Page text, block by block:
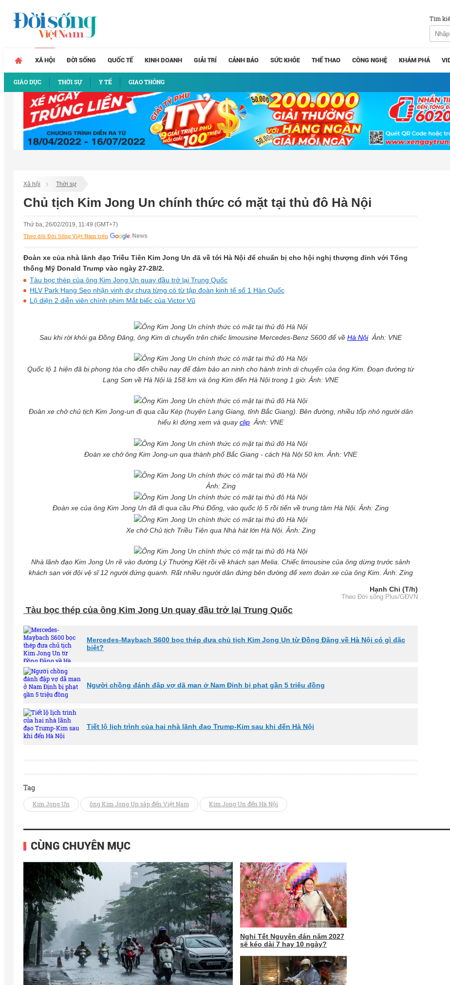
Tìm
XÃ HỘI
GIÁO DỤC THỜI SỰ Y TẾ GIAO THÔNG
ĐỜI SỐNG QUỐC TẾ KINH DOANH GIẢI TRÍ CẢNH BÁO SỨC KHỎE THỂ THAO CÔNG NGHỆ KHÁM PHÁ
Xã hội Thời sự
Chủ tịch Kim Jong Un chính thức có mặt tại thủ đô Hà Nội
Thứ ba, 26/02/2019, 11:49 (GMT+7)
Theo dõi Đời Sống Việt Nam trên
Đoàn xe của nhà lãnh đạo Triều Tiên Kim Jong Un đã về tới Hà Nội để chuẩn bị cho hội nghị thượng đỉnh với Tổng
thống Mỹ Donald Trump vào ngày 27-28/2.
Tàu bọc thép của ông Kim Jong Un quay đầu trở lại Trung Quốc
HLV Park Hang Seo nhận vinh dự chưa từng có từ tập đoàn kinh tế số 1 Hàn Quốc
Lộ diện 2 diễn viên chính phim Mắt biếc của Victor Vũ
Sau khi rời khỏi ga Đồng Đăng, ông Kim di chuyển trên chiếc limousine Mercedes-Benz S600 để về Hà NộiẢnh: VNE
Quốc lộ 1 hiện đã bị phong tỏa cho đến chiều nay để đảm bảo an ninh cho hành trình di chuyển của ông Kim. Đoạn đường từ
Lạng Sơn về Hà Nội là 158 km và ông Kim đến Hà Nội trong 1 giờ. Ảnh: VNE
Đoàn xe chở chủ tịch Kim Jong-un đi qua cầu Kép (huyện Lạng Giang, tỉnh Bắc Giang). Bên đường, nhiều tốp nhỏ người dân
hiếu kì đứng xem và quayclip Ảnh: VNE
Đoàn xe chở ông Kim Jong-un qua thành phố Bắc Giang - cách Hà Nội 50 km. Ảnh: VNE
Ảnh: Zing
Đoàn xe của ông Kim Jong Un đã đi qua cầu Phù Đổng, vào quốc lộ 5 rồi tiến về trung tâm Hà Nội. Ảnh: Zing
Xe chở Chủ tịch Triều Tiên qua Nhà hát lớn Hà Nội. Ảnh: Zing
Nhà lãnh đạo Kim Jong Un rẽ vào đường Lý Thường Kiệt rồi về khách sạn Melia. Chiếc limousine của ông dừng trước sảnh
khách sạn với đội vệ sĩ 12 người đứng quanh. Rất nhiều người dân đứng bên đường để xem đoàn xe của ông Kim. Ảnh: Zing
Hạnh Chi (T/h)
Theo Đời sống Plus/GĐVN
Tàu bọc thép của ông Kim Jong Un quay đầu trở lại Trung Quốc
Mercedes-Maybach S600 bọc thép đưa chủ tịch Kim Jong Un từ Đồng Đăng về Hà Nội có gì đặc
biệt?
Người chồng đánh đập vợ dã man ở Nam Định bị phạt gần 5 triệu đồng
Tiết lộ lịch trình của hai nhà lãnh đạo Trump-Kim sau khi đến Hà Nội
Tag
Kim Jong Un ông Kim Jong Un sắp đến Việt Nam Kim Jong Un đến Hà Nội
CÙNG CHUYÊN MỤC
Nghỉ Tết Nguyên đán năm 2027
sẽ kéo dài 7 hay 10 ngày?